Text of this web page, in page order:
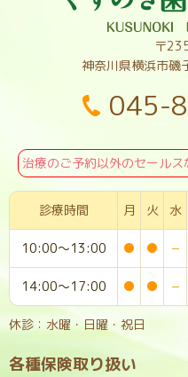
〒
神奈川県横浜市
045-
治療のご予約以外のセールス
診療時間 月 火 水
10:00～13:00 ● ● −
14:00～17:00 ● ● −
休診：水曜・日曜・祝日
各種保険取り扱い